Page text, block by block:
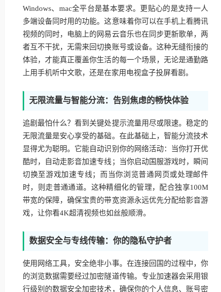
Windows、mac全平台是基本要求。更贴心的是支持一人
多端设备同时用的功能。这意味着你可以在手机上看腾讯
视频的同时，电脑上的网易云音乐也在同步更新歌单，两
者互不干扰，无需来回切换账号或设备。这种无缝衔接的
体验，才能真正覆盖你生活的每一个场景，无论是通勤路
上用手机听中文歌，还是在家用电视盒子投屏看剧。
无限流量与智能分流：告别焦虑的畅快体验
追剧最怕什么？看到关键处提示流量用尽或限速。稳定的
无限流量是安心享受的基础。在此基础上，智能分流技术
显得尤为聪明。它能自动识别你的网络活动：当你打开优
酷时，自动走影音加速专线；当你启动国服游戏时，瞬间
切换至游戏加速专线；而当你浏览普通网页或处理邮件
时，则走普通通道。这种精细化的管理，配合独享100M
带宽的保障，确保宝贵的带宽资源永远优先分配给影音游
戏，让你看4K超清视频也如丝般顺滑。
数据安全与专线传输：你的隐私守护者
使用网络工具，安全绝非小事。在连接回国的过程中，你
的浏览数据需要经过加密隧道传输。专业加速器会采用银
行级别的数据安全加密技术，确保你的个人信息、账号密